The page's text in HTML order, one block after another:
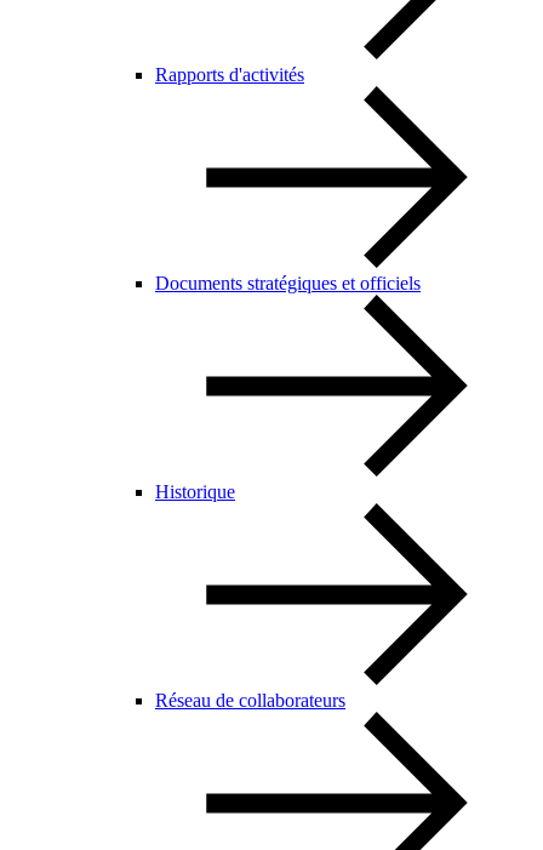
Rapports d'activités
Documents stratégiques et officiels
Historique
Réseau de collaborateurs